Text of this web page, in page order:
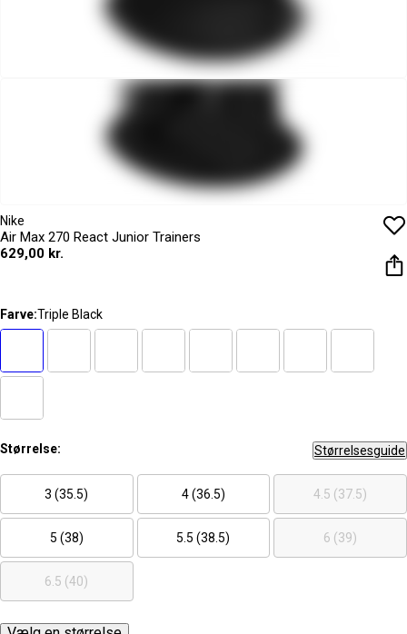
Nike
Air Max 270 React Junior Trainers
629,00 kr.
Farve:Triple Black
Størrelse: Størrelsesguide
3 (35.5) 4 (36.5) 4.5 (37.5)
5 (38) 5.5 (38.5) 6 (39)
6.5 (40)